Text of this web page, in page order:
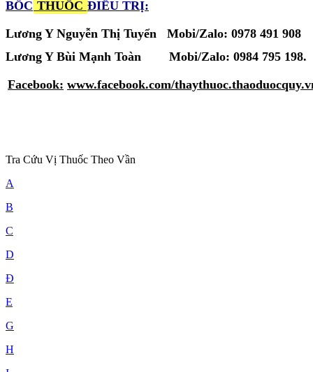
BỐC THUỐC ĐIỀU TRỊ:
Lương Y Nguyễn Thị Tuyển Mobi/Zalo: 0978 491 908
Lương Y Bùi Mạnh Toàn Mobi/Zalo: 0984 795 198.
Facebook: www.facebook.com/
Tra Cứu Vị Thuốc Theo Vần
A
B
C
D
Đ
E
G
H